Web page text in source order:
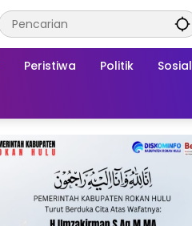
Peristiwa Politik Sosial